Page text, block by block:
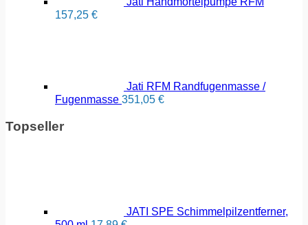
157,25 €
Jati RFM Randfugenmasse /
Fugenmasse 351,05 €
Topseller
JATI SPE Schimmelpilzentferner,